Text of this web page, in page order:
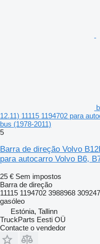
12.11) 11115 1194702 para
bus (1978-2011)
5
Barra de direção Volvo
para autocarro Volvo B6,
25 € Sem impostos
Barra de direção
11115 1194702 3988968
gasóleo
Estónia, Tallinn
TruckParts Eesti OÜ
Contacte o vendedor